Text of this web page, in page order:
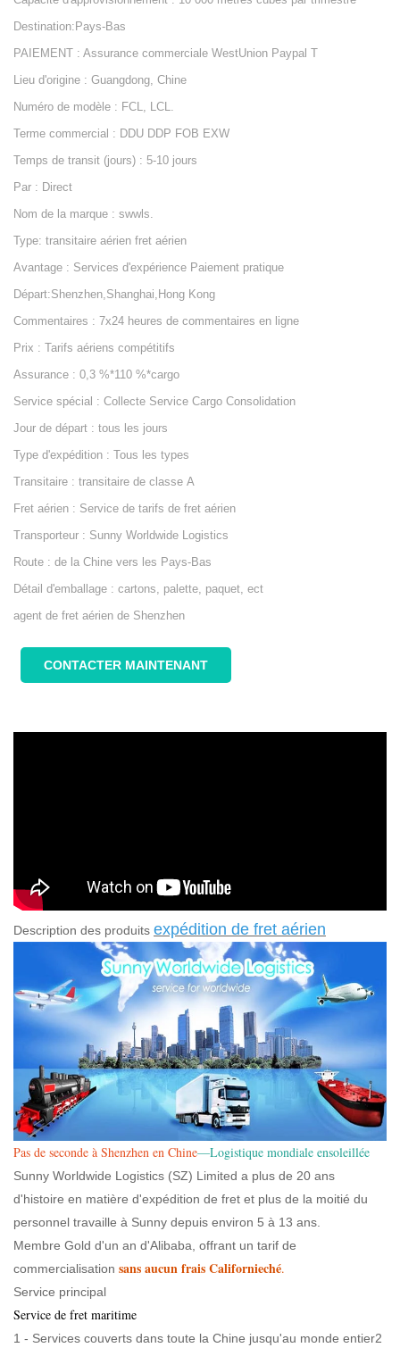
Destination:Pays-Bas
PAIEMENT : Assurance commerciale WestUnion Paypal T
Lieu d'origine : Guangdong, Chine
Numéro de modèle : FCL, LCL.
Terme commercial : DDU DDP FOB EXW
Temps de transit (jours) : 5-10 jours
Par : Direct
Nom de la marque : swwls.
Type: transitaire aérien fret aérien
Avantage : Services d'expérience Paiement pratique
Départ:Shenzhen,Shanghai,Hong Kong
Commentaires : 7x24 heures de commentaires en ligne
Prix : Tarifs aériens compétitifs
Assurance : 0,3 %*110 %*cargo
Service spécial : Collecte Service Cargo Consolidation
Jour de départ : tous les jours
Type d'expédition : Tous les types
Transitaire : transitaire de classe A
Fret aérien : Service de tarifs de fret aérien
Transporteur : Sunny Worldwide Logistics
Route : de la Chine vers les Pays-Bas
Détail d'emballage : cartons, palette, paquet, ect
agent de fret aérien de Shenzhen
CONTACTER MAINTENANT
Description des produits expédition de fret aérien
Pas de seconde à Shenzhen en Chine—Logistique mondiale ensoleillée
Sunny Worldwide Logistics (SZ) Limited a plus de 20 ans
d'histoire en matière d'expédition de fret et plus de la moitié du
personnel travaille à Sunny depuis environ 5 à 13 ans.
Membre Gold d'un an d'Alibaba, offrant un tarif de
commercialisation sans aucun frais Californieché.
Service principal
Service de fret maritime
1 - Services couverts dans toute la Chine jusqu'au monde entier2